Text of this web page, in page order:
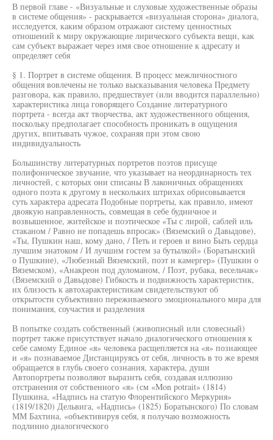
В первой главе - «Визуальные и слуховые художественные образы
в системе общения» - раскрывается «визуальная сторона» диалога,
исследуется, каким образом отражают систему ценностных
отношений к миру окружающие лирического субъекта вещи, как
сам субъект выражает через имя свое отношение к адресату и
определяет себя
§ 1. Портрет в системе общения. В процесс межличностного
общения вовлечены не только высказывания человека Предмету
разговора, как правило, предшествует (или вводится параллельно)
характеристика лица говорящего Создание литературного
портрета - всегда акт творчества, акт художественного общения,
поскольку предполагает способность проникать в ощущения
других, впитывать чужое, сохраняя при этом свою
индивидуальность
Большинству литературных портретов поэтов присуще
полифоническое звучание, что указывает на неординарность тех
личностей, с которых они списаны В лаконичных обращениях
одного поэта к другому в нескольких штрихах обрисовывается
суть характера адресата Подобные портреты, как правило, имеют
двоякую направленность, совмещая в себе будничное и
возвышенное, житейское и поэтическое «Ты с лирой, саблей иль
стаканом / Равно не попадешь впросак» (Вяземский о Давыдове),
«Ты, Пушкин наш, кому дано, / Петь и героев и вино Быть сердца
лучшим знатоком / И лучшим гостем за бутылкой» (Боратынский
о Пушкине), «Любезный Вяземский, поэт и камергер» (Пушкин о
Вяземском), «Анакреон под дуломаном, / Поэт, рубака, весельчак»
(Вяземский о Давыдове) Гибкость и подвижность характеристик,
их близость к автохарактеристикам свидетельствуют об
открытости субъективно переживаемого эмоционального мира для
понимания, соучастия и разделения
В попытке создать собственный (живописный или словесный)
портрет также присутствует начало диалогического отношения к
себе самому Единое «я» человека расщепляется на «я» познающее
и «я» познаваемое Дистанцируясь от себя, личность в то же время
обращается в глубь своего сознания, характера, души
Автопортреты позволяют выразить себя, создавая иллюзию
отстранения от собственного «я» (см «Mon potrait» (1814)
Пушкина, «Надпись на статую Флорентийского Меркурия»
(1819/1820) Дельвига, «Надпись» (1825) Боратынского) По словам
ММ Бахтина, «объективируя себя, я получаю возможность
подлинно диалогического